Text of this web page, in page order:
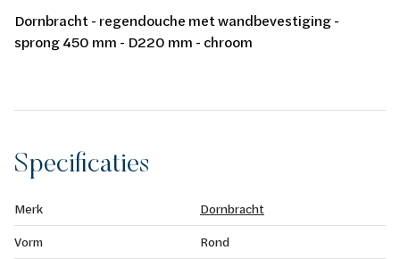
Dornbracht - regendouche met wandbevestiging -
sprong 450 mm - D220 mm - chroom
Specificaties
Merk
Dornbracht
Vorm
Rond